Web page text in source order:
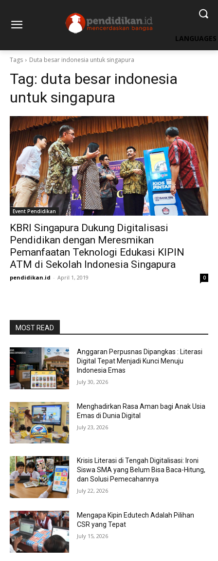
LANGUAGES
Tags Duta besar indonesia untuk singapura
Tag: duta besar indonesia
untuk singapura
Event Pendidikan
KBRI Singapura Dukung Digitalisasi
Pendidikan dengan Meresmikan
Pemanfaatan Teknologi Edukasi KIPIN
ATM di Sekolah Indonesia Singapura
pendidikan.id - April 1, 2019 0
MOST READ
Anggaran Perpusnas Dipangkas : Literasi
Digital Tepat Menjadi Kunci Menuju
Indonesia Emas
July 30, 2026
Menghadirkan Rasa Aman bagi Anak Usia
Emas di Dunia Digital
July 23, 2026
Krisis Literasi di Tengah Digitalisasi: Ironi
Siswa SMA yang Belum Bisa Baca-Hitung,
dan Solusi Pemecahannya
July 22, 2026
Mengapa Kipin Edutech Adalah Pilihan
CSR yang Tepat
July 15, 2026